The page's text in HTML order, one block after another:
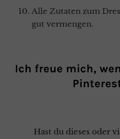
Alle Zutaten zum
gut vermengen.
Ich freue mich,
Hast du dieses oder